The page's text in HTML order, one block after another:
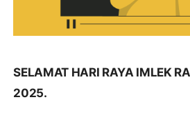
SELAMAT HARI RAYA IMLEK
2025.